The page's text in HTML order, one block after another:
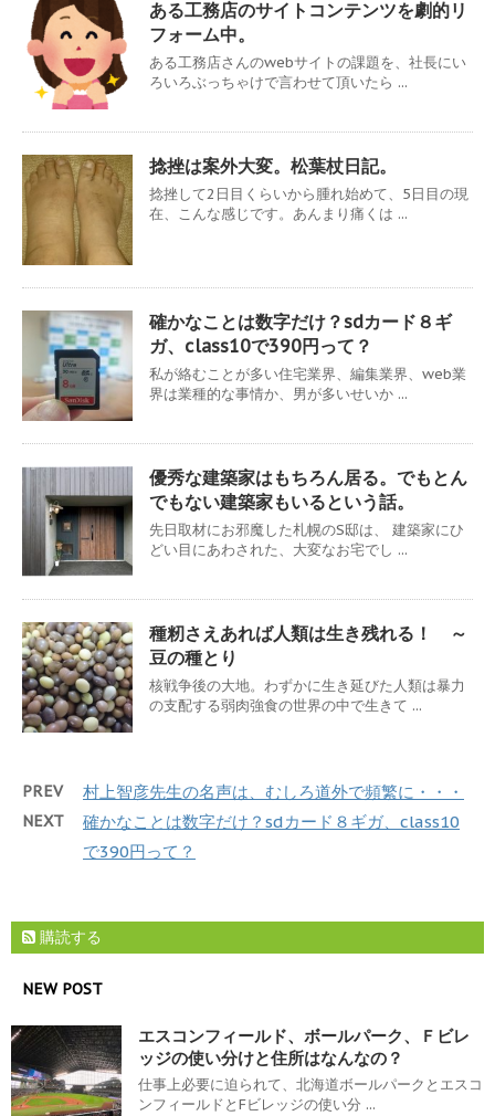
ある工務店のサイトコンテンツを劇的リ
フォーム中。
ある工務店さんのwebサイトの課題を、社長にい
ろいろぶっちゃけで言わせて頂いたら ...
捻挫は案外大変。松葉杖日記。
捻挫して2日目くらいから腫れ始めて、5日目の現
在、こんな感じです。あんまり痛くは ...
確かなことは数字だけ？sdカード８ギ
ガ、class10で390円って？
私が絡むことが多い住宅業界、編集業界、web業
界は業種的な事情か、男が多いせいか ...
優秀な建築家はもちろん居る。でもとん
でもない建築家もいるという話。
先日取材にお邪魔した札幌のS邸は、 建築家にひ
どい目にあわされた、大変なお宅でし ...
種籾さえあれば人類は生き残れる！ ～
豆の種とり
核戦争後の大地。わずかに生き延びた人類は暴力
の支配する弱肉強食の世界の中で生きて ...
PREV 村上智彦先生の名声は、むしろ道外で頻繁に・・・
NEXT
確かなことは数字だけ？sdカード８ギガ、class10
で390円って？
購読する
NEW POST
エスコンフィールド、ボールパーク、Ｆビレ
ッジの使い分けと住所はなんなの？
仕事上必要に迫られて、北海道ボールパークとエスコ
ンフィールドとFビレッジの使い分 ...